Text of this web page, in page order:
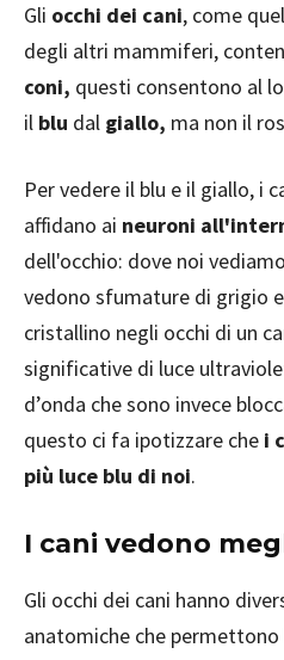
Gli occhi dei cani, come
degli altri mammiferi,
coni, questi consentono al
il blu dal giallo, ma non il
Per vedere il blu e il giallo, i
affidano ai neuroni
dell'occhio: dove noi
vedono sfumature di grigio
cristallino negli occhi di un
significative di luce
d’onda che sono invece
questo ci fa ipotizzare che i
più luce blu di noi.
I cani vedono
Gli occhi dei cani hanno
anatomiche che